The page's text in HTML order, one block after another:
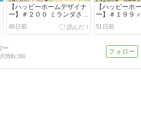
【ハッピーホームデザイナ
ー】＃２００ ミランダさん
の「大人のダイエット事
情」
46日前
【ハッピーホ
ー】＃１９９
の「チャイニ
ン」
51日前
月間IN:330